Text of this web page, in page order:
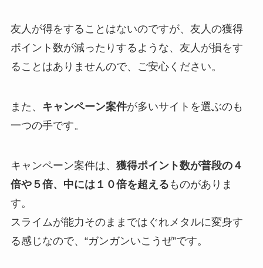
友人が得をすることはないのですが、友人の獲得
ポイント数が減ったりするような、友人が損をす
ることはありませんので、ご安心ください。
また、 キャンペーン案件が多いサイトを選ぶのも
一つの手です。
キャンペーン案件は、 獲得ポイント数が普段の４
倍や５倍、中には１０倍を超える ものがありま
す。
スライムが能力そのままではぐれメタルに変身す
る感じなので、“ガンガンいこうぜ”です。